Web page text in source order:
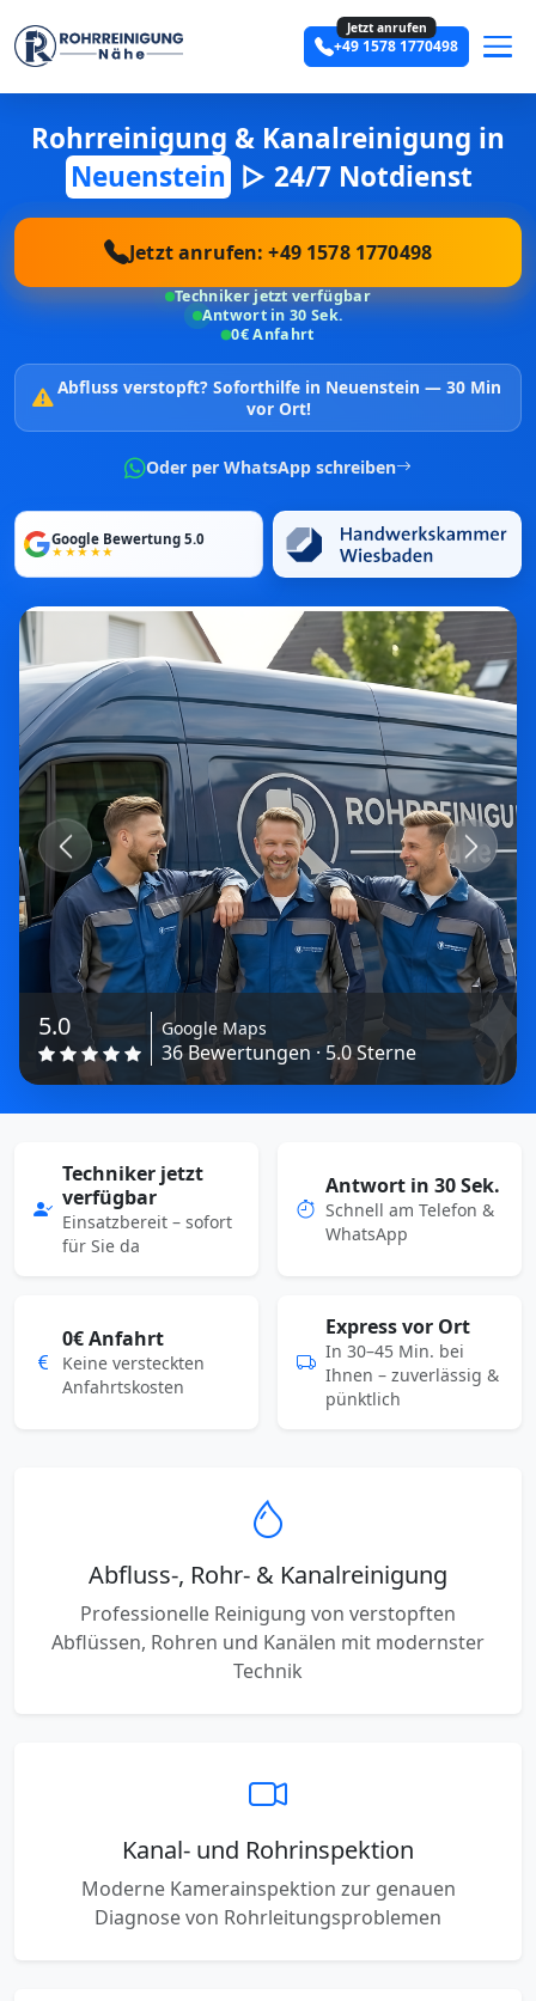
Jetzt anrufen
+49 1578 1770498
Rohrreinigung & Kanalreinigung in
Neuenstein ▷ 24/7 Notdienst
Jetzt anrufen: +49 1578 1770498
Techniker jetzt verfügbar
Antwort in 30 Sek.
0€ Anfahrt
Abfluss verstopft?Soforthilfe in Neuenstein — 30 Min
vor Ort!
Oder per WhatsApp schreiben
Google Bewertung 5.0
★★★★★
5.0 Google Maps
36 Bewertungen · 5.0 Sterne
Previous Next
Techniker jetzt
verfügbar
Einsatzbereit – sofort
für Sie da
Antwort in 30 Sek.
Schnell am Telefon &
WhatsApp
0€ Anfahrt
Keine versteckten
Anfahrtskosten
Express vor Ort
In 30–45 Min. bei
Ihnen – zuverlässig &
pünktlich
Abfluss-, Rohr- & Kanalreinigung
Professionelle Reinigung von verstopften
Abflüssen, Rohren und Kanälen mit modernster
Technik
Kanal- und Rohrinspektion
Moderne Kamerainspektion zur genauen
Diagnose von Rohrleitungsproblemen